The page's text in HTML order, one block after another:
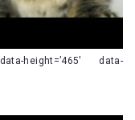
height=’465′ data-